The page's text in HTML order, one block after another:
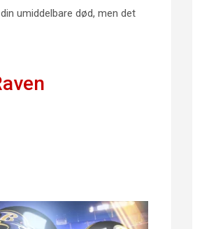
umiddelbare død, men det